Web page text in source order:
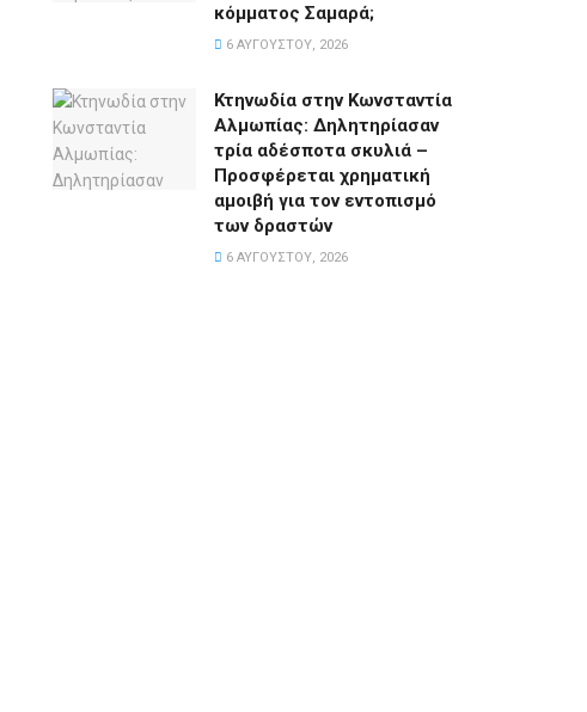
κόμματος Σαμαρά;
6 ΑΥΓΟΎΣΤΟΥ, 2026
Κτηνωδία στην Κωνσταντία
Αλμωπίας: Δηλητηρίασαν
τρία αδέσποτα σκυλιά –
Προσφέρεται χρηματική
αμοιβή για τον εντοπισμό
των δραστών
6 ΑΥΓΟΎΣΤΟΥ, 2026